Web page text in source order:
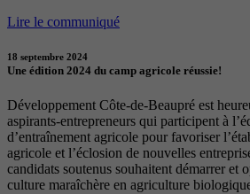
Lire le communiqué
18 septembre 2024
Une édition 2024 du camp agricole réussie!
Développement Côte-de-Beaupré est
aspirants-entrepreneurs qui participent à
d’entraînement agricole pour favoriser
agricole et l’éclosion de nouvelles
candidats soutenus souhaitent démarrer et
culture maraîchère en agriculture